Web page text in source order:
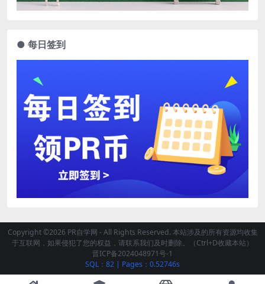
● 每日签到
Copyright ©2026 PR自学网 - All Rights Reserved. 本站涉及的所有资源均收集
于互联网，如果侵犯了您的权益，请联系我们及时删除。（Ctrl+D收藏本站）
晋ICP备2024048971号-1
SQL：82 | Pages：0.52746s